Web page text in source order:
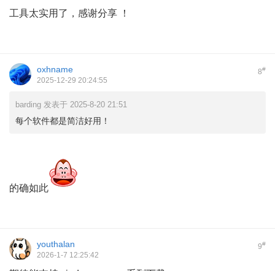
工具太实用了，感谢分享 ！
8#
oxhname
2025-12-29 20:24:55
barding 发表于 2025-8-20 21:51
每个软件都是简洁好用！
的确如此
9#
youthalan
2026-1-7 12:25:42